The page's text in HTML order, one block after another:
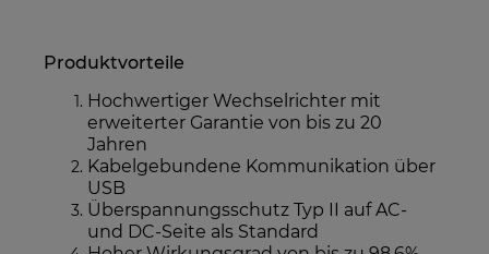
Produktvorteile
Hochwertiger Wechselrichter mit
erweiterter Garantie von bis zu 20
Jahren
Kabelgebundene Kommunikation über
USB
Überspannungsschutz Typ II auf AC-
und DC-Seite als Standard